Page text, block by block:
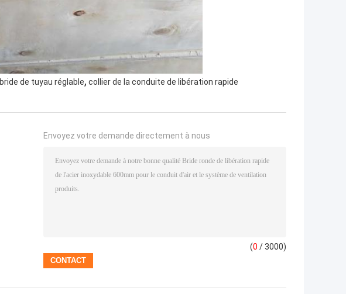
bride de tuyau réglable, collier de la conduite de libération rapide
Envoyez votre demande directement à nous
(0 / 3000)